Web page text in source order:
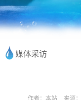
媒体采访
作者： 本站 来源：